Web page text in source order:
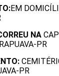
EM
NA
PR
PR